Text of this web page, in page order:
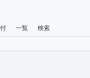
一覧 検索